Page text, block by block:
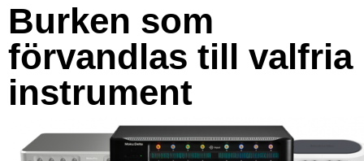
Burken som
förvandlas till valfria
instrument